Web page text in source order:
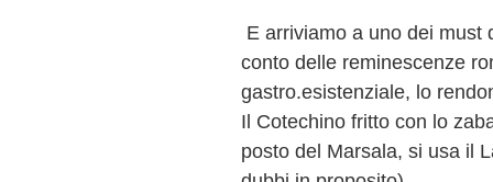
E arriviamo a uno dei must
conto delle reminescenze
gastro.esistenziale, lo
Il Cotechino fritto con lo
posto del Marsala, si usa il